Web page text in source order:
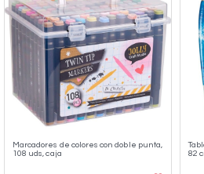
Marcadores de colores con doble punta,
108 uds, caja
82